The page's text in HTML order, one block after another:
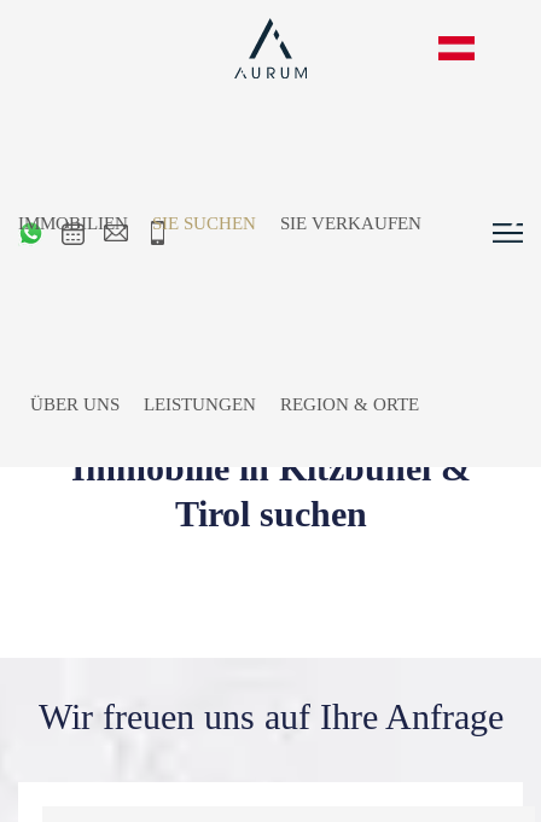
Immobilie in Kitzbühel &
Tirol suchen
Wir freuen uns auf Ihre Anfrage
IMMOBILIEN SIE SUCHEN SIE VERKAUFEN
ÜBER UNS LEISTUNGEN REGION & ORTE